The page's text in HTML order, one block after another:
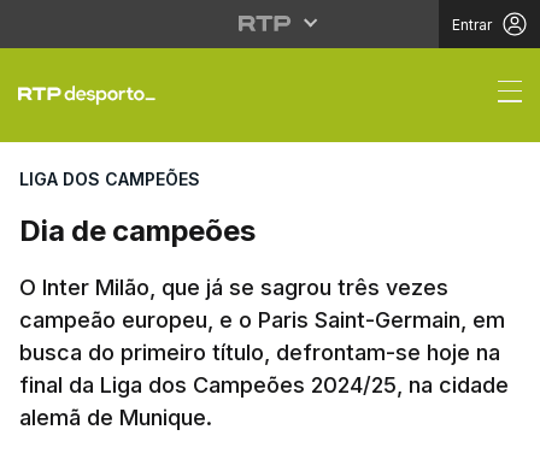
Entrar
Dia de campeões
LIGA DOS CAMPEÕES
Dia de campeões
O Inter Milão, que já se sagrou três vezes
campeão europeu, e o Paris Saint-Germain, em
busca do primeiro título, defrontam-se hoje na
final da Liga dos Campeões 2024/25, na cidade
alemã de Munique.